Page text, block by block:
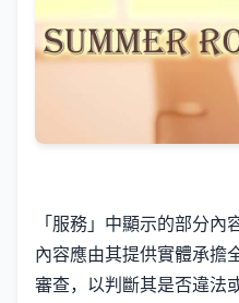
「服務」中顯示的部分
內容應由其提供實體承擔
審查，以判斷其是否違法